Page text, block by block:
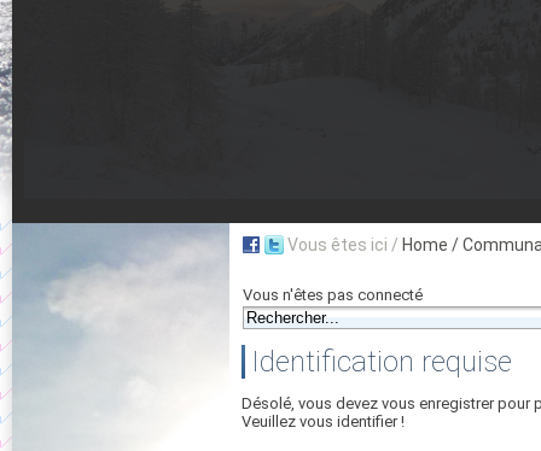
Vous êtes ici / Home /
Vous n'êtes pas connecté
Identification requise
Désolé, vous devez vous enregistrer pour
Veuillez vous identifier !